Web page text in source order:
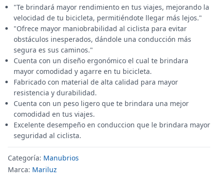
"Te brindará mayor rendimiento en tus viajes, mejorando la
velocidad de tu bicicleta, permitiéndote llegar más lejos."
"Ofrece mayor maniobrabilidad al ciclista para evitar
obstáculos inesperados, dándole una conducción más
segura es sus caminos."
Cuenta con un diseño ergonómico el cual te brindara
mayor comodidad y agarre en tu bicicleta.
Fabricado con material de alta calidad para mayor
resistencia y durabilidad.
Cuenta con un peso ligero que te brindara una mejor
comodidad en tus viajes.
Excelente desempeño en conduccion que le brindara mayor
seguridad al ciclista.
Categoría: Manubrios
Marca: Mariluz